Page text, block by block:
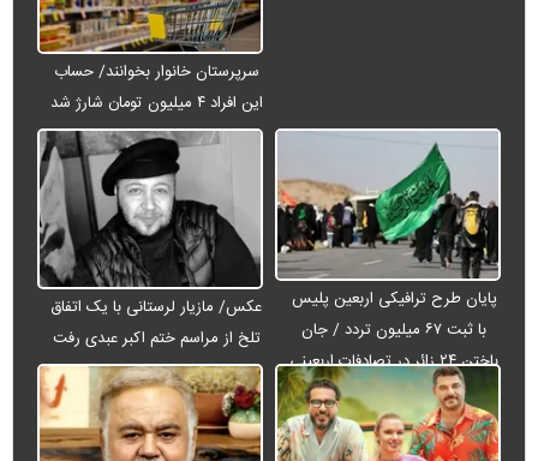
سرپرستان خانوار بخوانند/ حساب
این افراد ۴ میلیون تومان شارژ شد
پایان طرح ترافیکی اربعین پلیس
با ثبت ۶۷ میلیون تردد / جان
باختن ۲۴ زائر در تصادفات اربعینی
عکس/ مازیار لرستانی با یک اتفاق
تلخ از مراسم ختم اکبر عبدی رفت